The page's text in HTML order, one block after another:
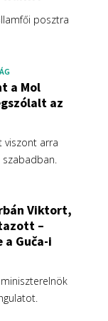
posztra
a Mol
az
viszont arra
szabadban.
Viktort,
–
Guča-i